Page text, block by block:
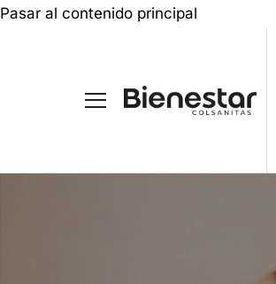
Pasar al contenido principal